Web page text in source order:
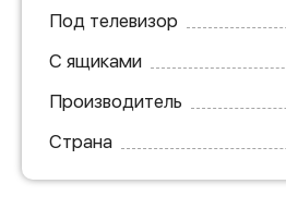
Под телевизор
С ящиками
Производитель
Страна